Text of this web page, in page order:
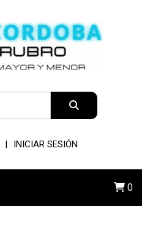
INICIAR SESIÓN
0